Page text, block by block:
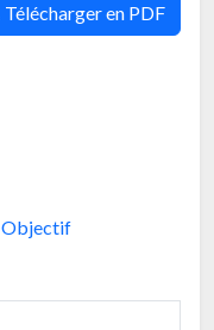
Télécharger en PDF
Objectif